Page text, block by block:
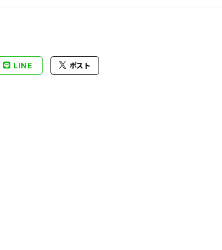
LINE ポスト